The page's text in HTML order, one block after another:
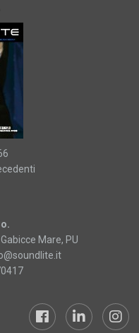
Mare, PU